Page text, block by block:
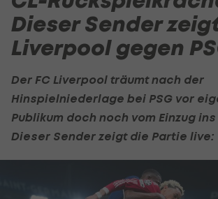
Dieser Sender
Liverpool gegen
Der FC Liverpool träumt nach der
Hinspielniederlage bei PSG vor
Publikum doch noch vom Einzug
Dieser Sender zeigt die Partie live: